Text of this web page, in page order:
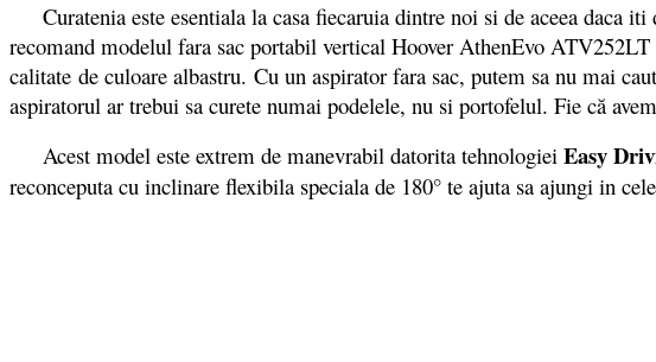
Curatenia este esentiala la casa fiecaruia dintre noi si de aceea daca
recomand modelul fara sac portabil vertical Hoover AthenEvo
calitate de culoare albastru. Cu un aspirator fara sac, putem sa nu mai
aspiratorul ar trebui sa curete numai podelele, nu si portofelul. Fie că
Acest model este extrem de manevrabil datorita tehnologiei Easy
reconceputa cu inclinare flexibila speciala de 180° te ajuta sa ajungi in